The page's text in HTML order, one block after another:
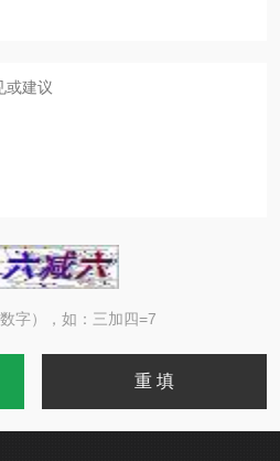
字），如：三加四=7